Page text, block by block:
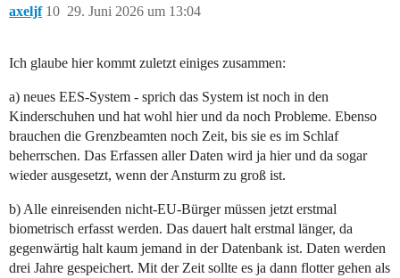
axeljf 29. Juni 2026 um 13:04
10
Ich glaube hier kommt zuletzt einiges zusammen:
a) neues EES-System - sprich das System ist noch in den
Kinderschuhen und hat wohl hier und da noch Probleme. Ebenso
brauchen die Grenzbeamten noch Zeit, bis sie es im Schlaf
beherrschen. Das Erfassen aller Daten wird ja hier und da sogar
wieder ausgesetzt, wenn der Ansturm zu groß ist.
b) Alle einreisenden nicht-EU-Bürger müssen jetzt erstmal
biometrisch erfasst werden. Das dauert halt erstmal länger, da
gegenwärtig halt kaum jemand in der Datenbank ist. Daten werden
drei Jahre gespeichert. Mit der Zeit sollte es ja dann flotter gehen als